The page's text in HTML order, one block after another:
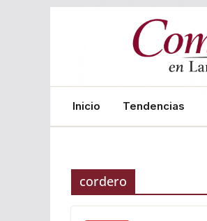
Inicio Tendencias
cordero